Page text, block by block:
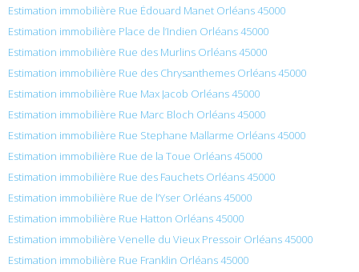
Estimation immobilière Rue Édouard Manet Orléans 45000
Estimation immobilière Place de l’Indien Orléans 45000
Estimation immobilière Rue des Murlins Orléans 45000
Estimation immobilière Rue des Chrysanthemes Orléans 45000
Estimation immobilière Rue Max Jacob Orléans 45000
Estimation immobilière Rue Marc Bloch Orléans 45000
Estimation immobilière Rue Stephane Mallarme Orléans 45000
Estimation immobilière Rue de la Toue Orléans 45000
Estimation immobilière Rue des Fauchets Orléans 45000
Estimation immobilière Rue de l’Yser Orléans 45000
Estimation immobilière Rue Hatton Orléans 45000
Estimation immobilière Venelle du Vieux Pressoir Orléans 45000
Estimation immobilière Rue Franklin Orléans 45000